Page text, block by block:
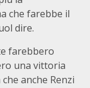
che farebbe il
dire.
farebbero
una vittoria
anche Renzi